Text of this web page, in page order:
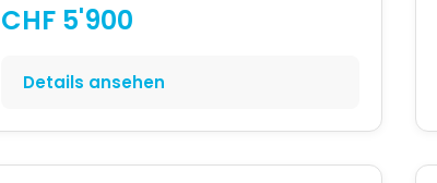
CHF 5'900
Details ansehen